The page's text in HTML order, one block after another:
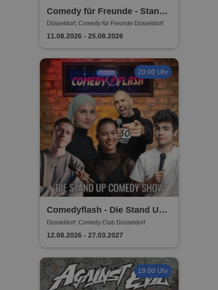
Comedy für Freunde - Stand-
Up Open Mic | Düsseldorf
Düsseldorf, Comedy für Freunde Düsseldorf
11.08.2026 - 25.08.2026
20:00 Uhr
Comedyflash - Die Stand Up
Comedy Show in Düsseldorf
Düsseldorf, Comedy Club Düsseldorf
12.08.2026 - 27.03.2027
19:00 Uhr